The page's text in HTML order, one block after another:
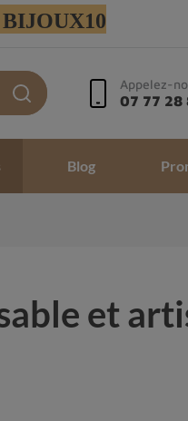
BIJOUX10
Appelez-
07 77 28
Blog
et